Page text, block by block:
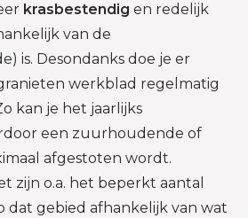
krasbestendig en redelijk
van de
is. Desondanks doe je er
werkblad regelmatig
kan je het jaarlijks
een zuurhoudende of
afgestoten wordt.
zijn o.a. het beperkt aantal
dat gebied afhankelijk van wat